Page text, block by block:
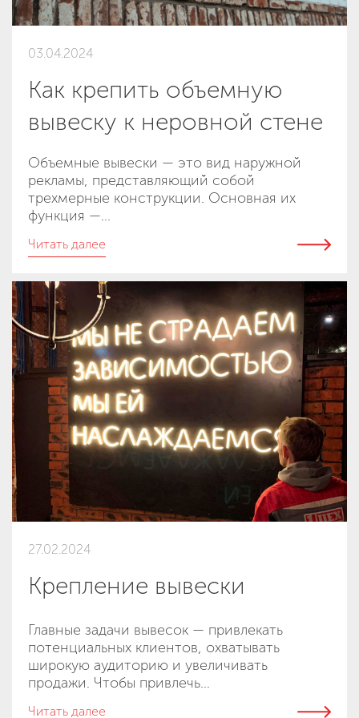
03.04.2024
Как крепить объемную
вывеску к неровной стене
Объемные вывески — это вид наружной
рекламы, представляющий собой
трехмерные конструкции. Основная их
функция —...
Читать далее
27.02.2024
Крепление вывески
Главные задачи вывесок — привлекать
потенциальных клиентов, охватывать
широкую аудиторию и увеличивать
продажи. Чтобы привлечь...
Читать далее